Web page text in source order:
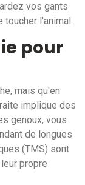
vos gants
toucher l'animal.
pour
mais qu'en
implique des
genoux, vous
de longues
(TMS) sont
propre